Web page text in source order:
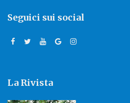
Seguici sui social
La Rivista